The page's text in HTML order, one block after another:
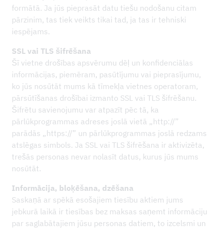
formātā. Ja jūs pieprasāt datu tiešu nodošanu citam
pārzinim, tas tiek veikts tikai tad, ja tas ir tehniski
iespējams.
SSL vai TLS šifrēšana
Šī vietne drošības apsvērumu dēļ un konfidenciālas
informācijas, piemēram, pasūtījumu vai pieprasījumu,
ko jūs nosūtāt mums kā tīmekļa vietnes operatoram,
pārsūtīšanas drošībai izmanto SSL vai TLS šifrēšanu.
Šifrētu savienojumu var atpazīt pēc tā, ka
pārlūkprogrammas adreses joslā vietā „http://”
parādās „https://” un pārlūkprogrammas joslā redzams
atslēgas simbols. Ja SSL vai TLS šifrēšana ir aktivizēta,
trešās personas nevar nolasīt datus, kurus jūs mums
nosūtāt.
Informācija, bloķēšana, dzēšana
Saskaņā ar spēkā esošajiem tiesību aktiem jums
jebkurā laikā ir tiesības bez maksas saņemt informāciju
par saglabātajiem jūsu personas datiem, to izcelsmi un